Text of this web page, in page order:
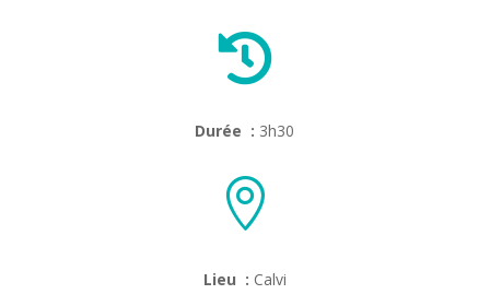

Durée : 3h30

Lieu : Calvi